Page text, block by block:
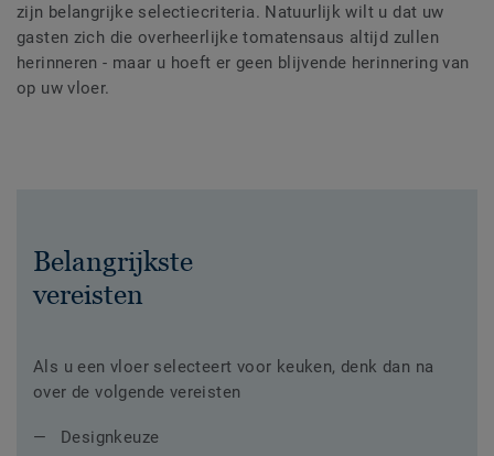
zijn belangrijke selectiecriteria. Natuurlijk wilt u dat uw
gasten zich die overheerlijke tomatensaus altijd zullen
herinneren - maar u hoeft er geen blijvende herinnering van
op uw vloer.
Belangrijkste
vereisten
Als u een vloer selecteert voor keuken, denk dan na
over de volgende vereisten
Designkeuze